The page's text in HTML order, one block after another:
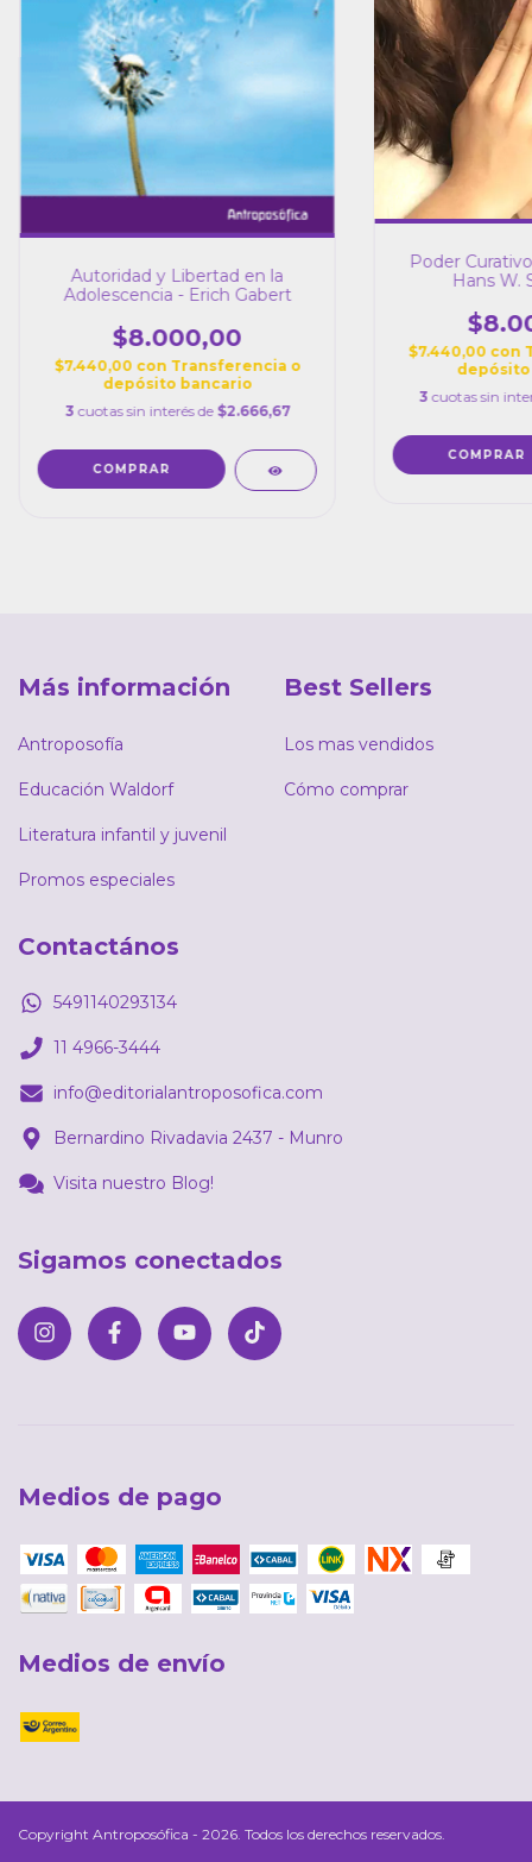
Autoridad y Libertad en la
Adolescencia - Erich Gabert
$8.000,00
$7.440,00 con Transferencia o
depósito bancario
3 cuotas sin interés de $2.666,67
Poder
Hans W.
$7.440,00 con
3 cuotas sin
Más información
Antroposofía
Educación Waldorf
Literatura infantil y juvenil
Promos especiales
Best Sellers
Los mas vendidos
Cómo comprar
Contactános
5491140293134
11 4966-3444
info@editorialantroposofica.com
Bernardino Rivadavia 2437 - Munro
Visita nuestro Blog!
Sigamos conectados
Medios de pago
Medios de envío
Copyright Antroposófica - 2026. Todos los derechos reservados.